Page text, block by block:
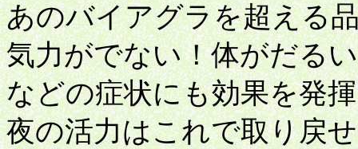
あのバイアグラを超える
気力がでない！体がだる
などの症状にも効果を発
夜の活力はこれで取り戻